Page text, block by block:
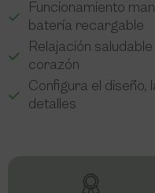
Funcionamiento
batería recargable
Relajación
corazón
Configura el
detalles